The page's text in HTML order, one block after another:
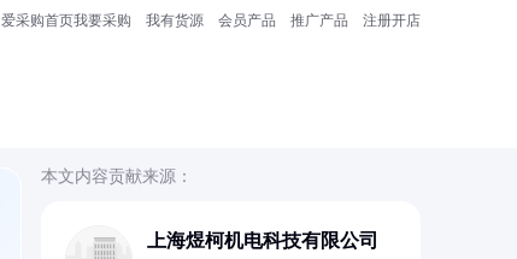
爱采购首页我要采购 我有货源 会员产品 推广产品 注册开店
本文内容贡献来源：
上海煜柯机电科技有限公司